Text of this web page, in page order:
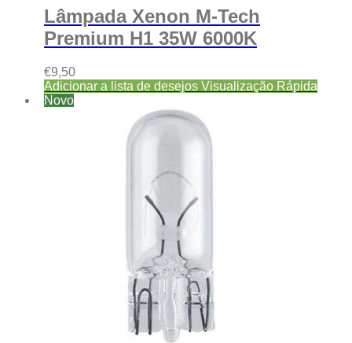
Lâmpada Xenon M-Tech
Premium H1 35W 6000K
€9,50
Adicionar a lista de desejos Visualização Rápida
Novo